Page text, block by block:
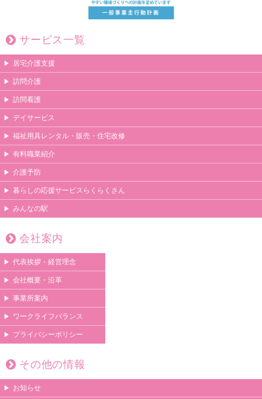
サービス一覧
居宅介護支援
訪問介護
訪問看護
デイサービス
福祉用具レンタル・販売・住宅改修
有料職業紹介
介護予防
暮らしの応援サービスらくらくさん
みんなの駅
会社案内
代表挨拶・経営理念
会社概要・沿革
事業所案内
ワークライフバランス
プライバシーポリシー
その他の情報
お知らせ